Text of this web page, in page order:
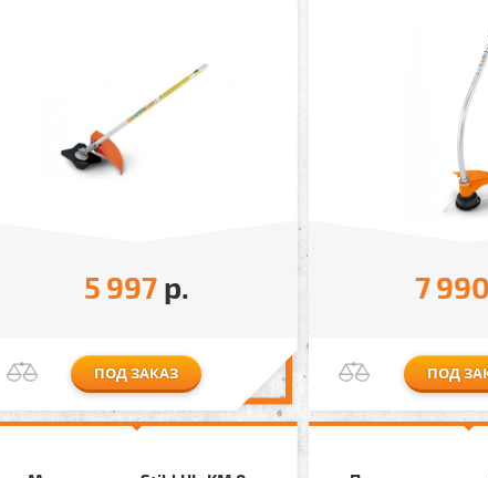
5 997р.
ПОД ЗАКАЗ
7 990
ПОД